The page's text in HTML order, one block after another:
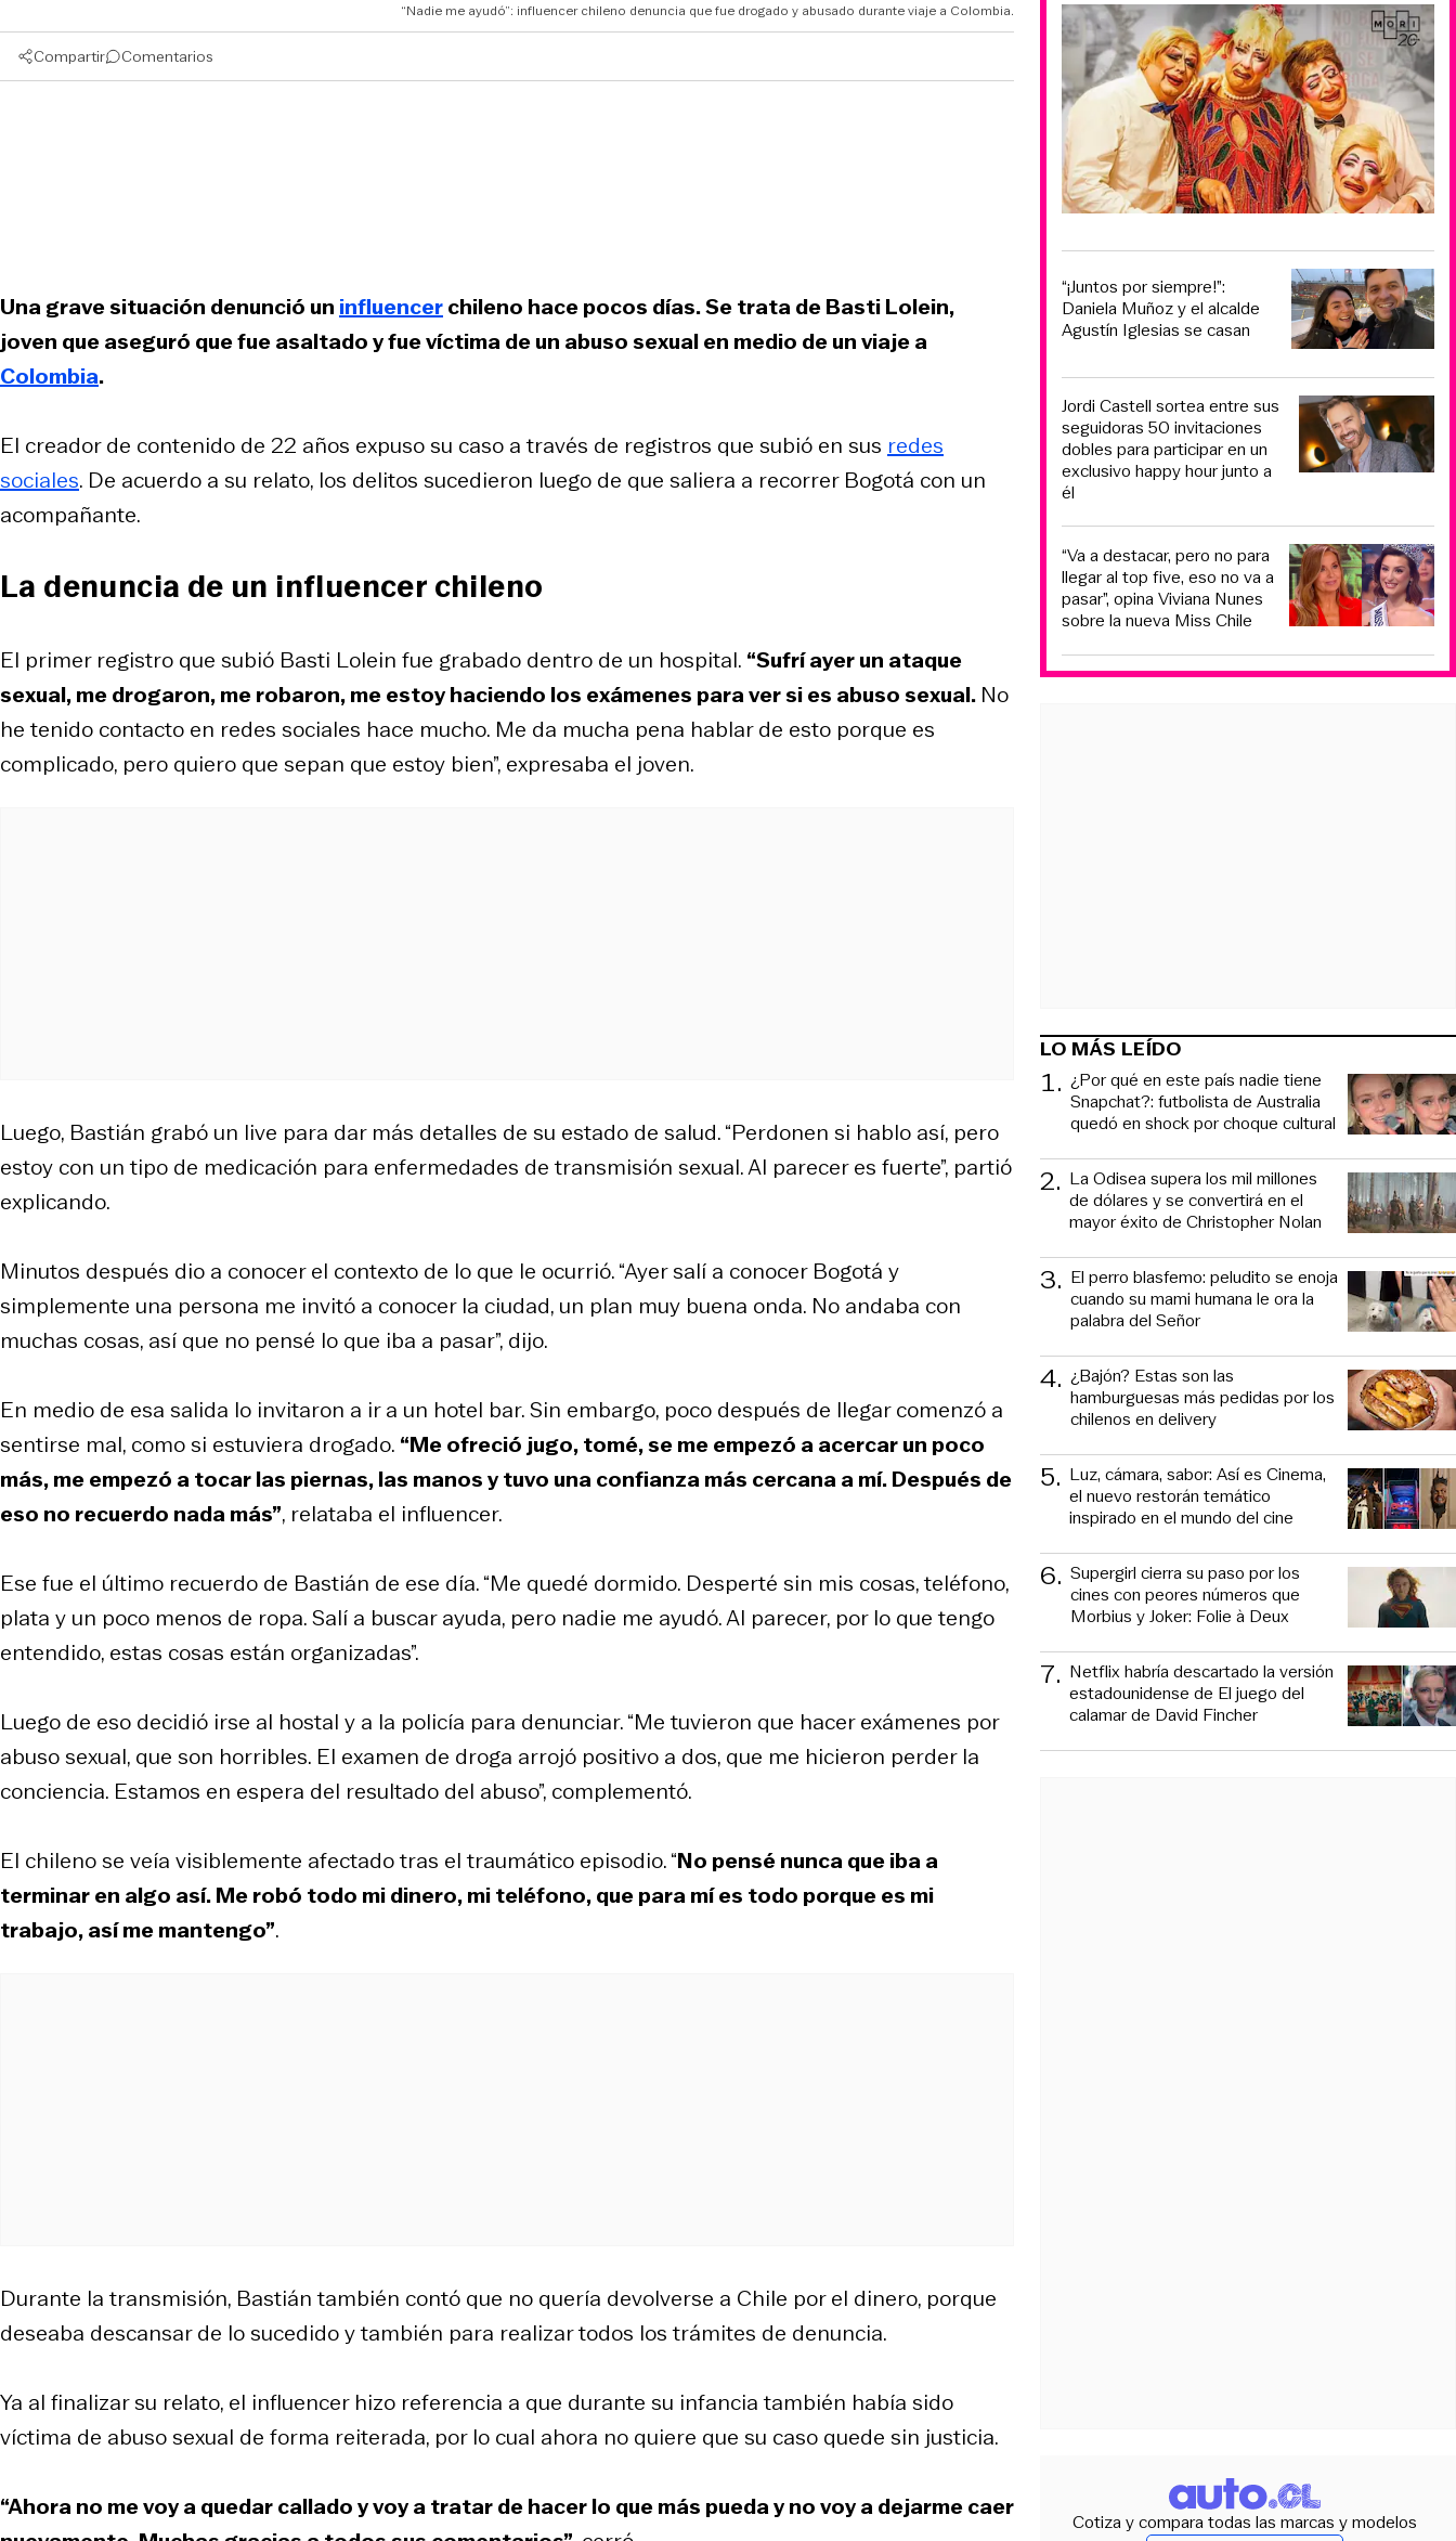
“Nadie me ayudó”: influencer chileno denuncia que fue drogado y abusado durante viaje a Colombia.
Compartir Comentarios
Una grave situación denunció un influencerchileno hace pocos días. Se trata de Basti Lolein,
joven que aseguró que fue asaltado y fue víctima de un abuso sexual en medio de un viaje a
Colombia.
El creador de contenido de 22 años expuso su caso a través de registros que subió en sus redes
sociales. De acuerdo a su relato, los delitos sucedieron luego de que saliera a recorrer Bogotá con un
acompañante.
La denuncia de un influencer chileno
El primer registro que subió Basti Lolein fue grabado dentro de un hospital. “Sufrí ayer un ataque
sexual, me drogaron, me robaron, me estoy haciendo los exámenes para ver si es abuso sexual. No
he tenido contacto en redes sociales hace mucho. Me da mucha pena hablar de esto porque es
complicado, pero quiero que sepan que estoy bien”, expresaba el joven.
Luego, Bastián grabó un live para dar más detalles de su estado de salud. “Perdonen si hablo así, pero
estoy con un tipo de medicación para enfermedades de transmisión sexual. Al parecer es fuerte”, partió
explicando.
Minutos después dio a conocer el contexto de lo que le ocurrió. “Ayer salí a conocer Bogotá y
simplemente una persona me invitó a conocer la ciudad, un plan muy buena onda. No andaba con
muchas cosas, así que no pensé lo que iba a pasar”, dijo.
En medio de esa salida lo invitaron a ir a un hotel bar. Sin embargo, poco después de llegar comenzó a
sentirse mal, como si estuviera drogado. “Me ofreció jugo, tomé, se me empezó a acercar un poco
más, me empezó a tocar las piernas, las manos y tuvo una confianza más cercana a mí. Después de
eso no recuerdo nada más”, relataba el influencer.
Ese fue el último recuerdo de Bastián de ese día. “Me quedé dormido. Desperté sin mis cosas, teléfono,
plata y un poco menos de ropa. Salí a buscar ayuda, pero nadie me ayudó. Al parecer, por lo que tengo
entendido, estas cosas están organizadas”.
Luego de eso decidió irse al hostal y a la policía para denunciar. “Me tuvieron que hacer exámenes por
abuso sexual, que son horribles. El examen de droga arrojó positivo a dos, que me hicieron perder la
conciencia. Estamos en espera del resultado del abuso”, complementó.
El chileno se veía visiblemente afectado tras el traumático episodio. “No pensé nunca que iba a
terminar en algo así. Me robó todo mi dinero, mi teléfono, que para mí es todo porque es mi
trabajo, así me mantengo”.
Durante la transmisión, Bastián también contó que no quería devolverse a Chile por el dinero, porque
deseaba descansar de lo sucedido y también para realizar todos los trámites de denuncia.
Ya al finalizar su relato, el influencer hizo referencia a que durante su infancia también había sido
víctima de abuso sexual de forma reiterada, por lo cual ahora no quiere que su caso quede sin justicia.
“Ahora no me voy a quedar callado y voy a tratar de hacer lo que más pueda y no voy a dejarme caer
“¡Juntos por siempre!”:
Daniela Muñoz y el alcalde
Agustín Iglesias se casan
Jordi Castell sortea entre sus
seguidoras 50 invitaciones
dobles para participar en un
exclusivo happy hour junto a
él
“Va a destacar, pero no para
llegar al top five, eso no va a
pasar”, opina Viviana Nunes
sobre la nueva Miss Chile
LO MÁS LEÍDO
1. ¿Por qué en este país nadie tiene
Snapchat?: futbolista de Australia
quedó en shock por choque cultural
2. La Odisea supera los mil millones
de dólares y se convertirá en el
mayor éxito de Christopher Nolan
3. El perro blasfemo: peludito se enoja
cuando su mami humana le ora la
palabra del Señor
4. ¿Bajón? Estas son las
hamburguesas más pedidas por los
chilenos en delivery
5. Luz, cámara, sabor: Así es Cinema,
el nuevo restorán temático
inspirado en el mundo del cine
6. Supergirl cierra su paso por los
cines con peores números que
Morbius y Joker: Folie à Deux
7. Netflix habría descartado la versión
estadounidense de El juego del
calamar de David Fincher
Cotiza y compara todas las marcas y modelos